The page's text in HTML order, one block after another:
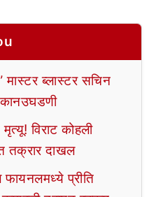
मास्टर ब्लास्टर सचिन
विराट कोहली
तक्रार दाखल
प्रीति